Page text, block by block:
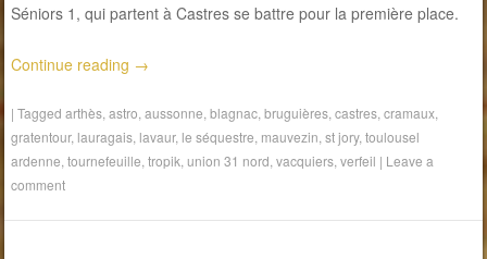
Séniors 1, qui partent à Castres se battre pour la première place.
Continue reading →
|Taggedarthès ,astro ,aussonne ,blagnac ,bruguières ,castres ,cramaux
gratentour, lauragais lavaur, le séquestre mauvezin ,st jory,toulousel
ardenne ,tournefeuille ,tropik ,union 31 nord ,vacquiers ,verfeil | Leave a
comment